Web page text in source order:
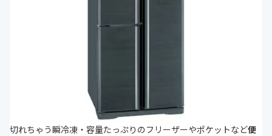
切れちゃう瞬冷凍・容量たっぷりのフリーザーやポケットなど便